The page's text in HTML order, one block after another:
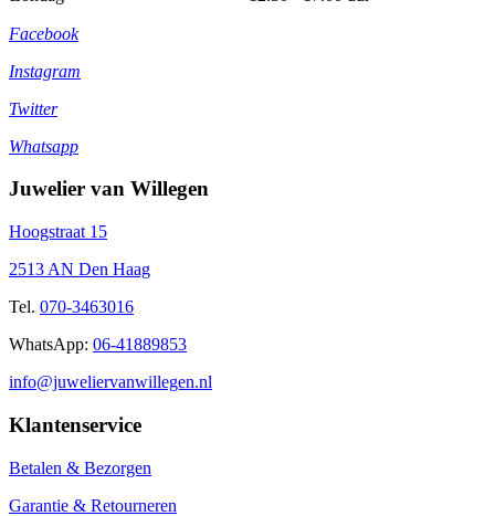
Facebook
Instagram
Twitter
Whatsapp
Juwelier van Willegen
Hoogstraat 15
2513 AN Den Haag
Tel. 070-3463016
WhatsApp: 06-41889853
info@juweliervanwillegen.nl
Klantenservice
Betalen & Bezorgen
Garantie & Retourneren